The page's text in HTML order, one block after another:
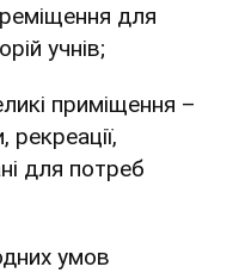
для
учнів;
приміщення –
для потреб
умов